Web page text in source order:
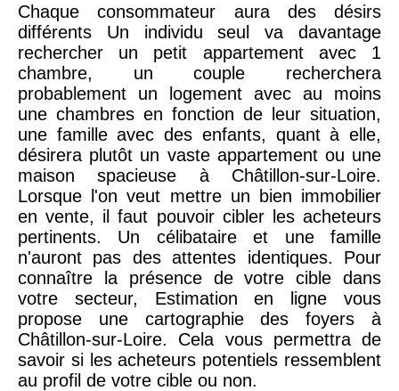
Chaque consommateur aura des désirs
différents Un individu seul va davantage
rechercher un petit appartement avec 1
chambre, un couple recherchera
probablement un logement avec au moins
une chambres en fonction de leur situation,
une famille avec des enfants, quant à elle,
désirera plutôt un vaste appartement ou une
maison spacieuse à Châtillon-sur-Loire.
Lorsque l'on veut mettre un bien immobilier
en vente, il faut pouvoir cibler les acheteurs
pertinents. Un célibataire et une famille
n'auront pas des attentes identiques. Pour
connaître la présence de votre cible dans
votre secteur, Estimation en ligne vous
propose une cartographie des foyers à
Châtillon-sur-Loire. Cela vous permettra de
savoir si les acheteurs potentiels ressemblent
au profil de votre cible ou non.